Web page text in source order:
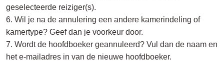
geselecteerde reiziger(s).
6. Wil je na de annulering een andere kamerindeling of
kamertype? Geef dan je voorkeur door.
7. Wordt de hoofdboeker geannuleerd? Vul dan de naam en
het e-mailadres in van de nieuwe hoofdboeker.